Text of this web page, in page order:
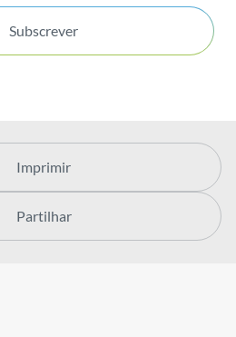
Subscrever
Imprimir
Partilhar